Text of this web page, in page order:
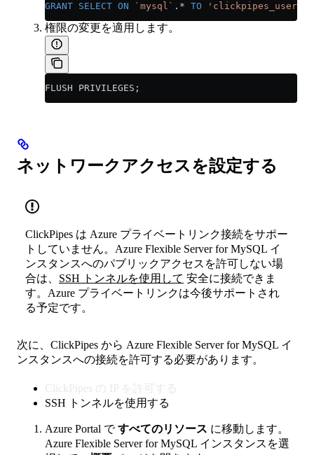
GRANT SELECT ON `mysql` . * TO 'clickpipes_user'
権限の変更を適用します。
FLUSH PRIVILEGES;
ネットワークアクセスを設定する
ClickPipes は Azure プライベートリンク接続をサポー
トしていません。Azure Flexible Server for MySQL イ
ンスタンスへのパブリックアクセスを許可しない場
合は、 SSH トンネルを使用して 安全に接続できま
す。Azure プライベートリンクは今後サポートされ
る予定です。
次に、ClickPipes から Azure Flexible Server for MySQL イ
ンスタンスへの接続を許可する必要があります。
ClickPipes の IP を許可する
SSH トンネルを使用する
Azure Portal ですべてのリソース に移動します。
Azure Flexible Server for MySQL インスタンスを選